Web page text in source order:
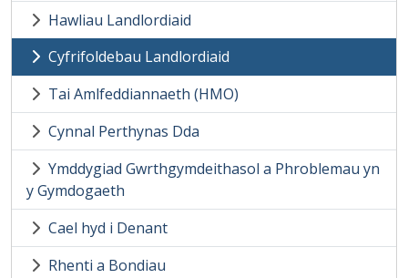
Hawliau Landlordiaid
Cyfrifoldebau Landlordiaid
Tai Amlfeddiannaeth (HMO)
Cynnal Perthynas Dda
Ymddygiad Gwrthgymdeithasol a Phroblemau yn
y Gymdogaeth
Cael hyd i Denant
Rhenti a Bondiau